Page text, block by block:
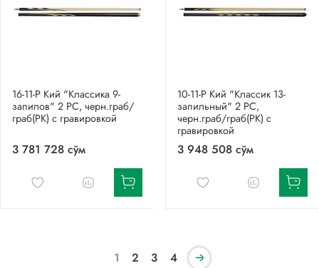
16-11-Р Кий "Классика 9-
запилов" 2 РС, черн.граб/
граб(РК) с гравировкой
3 781 728 сўм
10-11-Р Кий "Классик 13-
запильный" 2 РС,
черн.граб/граб(РК) с
гравировкой
3 948 508 сўм
1 2 3 4